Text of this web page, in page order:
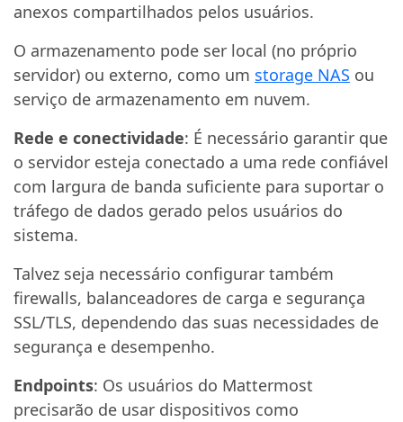
anexos compartilhados pelos usuários.
O armazenamento pode ser local (no próprio
servidor) ou externo, como um storage NAS ou
serviço de armazenamento em nuvem.
Rede e conectividade: É necessário garantir que
o servidor esteja conectado a uma rede confiável
com largura de banda suficiente para suportar o
tráfego de dados gerado pelos usuários do
sistema.
Talvez seja necessário configurar também
firewalls, balanceadores de carga e segurança
SSL/TLS, dependendo das suas necessidades de
segurança e desempenho.
Endpoints: Os usuários do Mattermost
precisarão de usar dispositivos como